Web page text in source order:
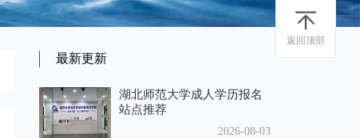
最新更新
湖北师范大学成人学历报名
站点推荐
2026-08-03
返回顶部